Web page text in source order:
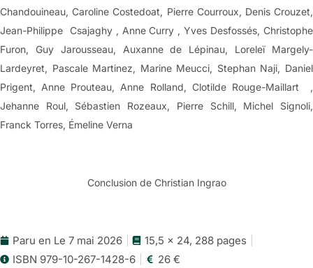
Chandouineau, Caroline Costedoat, Pierre Courroux, Denis Crouzet,
Jean-Philippe Csajaghy , Anne Curry , Yves Desfossés, Christophe
Furon, Guy Jarousseau, Auxanne de Lépinau, Loreleï Margely-
Lardeyret, Pascale Martinez, Marine Meucci, Stephan Naji, Daniel
Prigent, Anne Prouteau, Anne Rolland, Clotilde Rouge-Maillart ,
Jehanne Roul, Sébastien Rozeaux, Pierre Schill, Michel Signoli,
Franck Torres, Émeline Verna
Conclusion de Christian Ingrao
Paru en Le 7 mai 2026
15,5 x 24, 288 pages
ISBN 979-10-267-1428-6
26 €